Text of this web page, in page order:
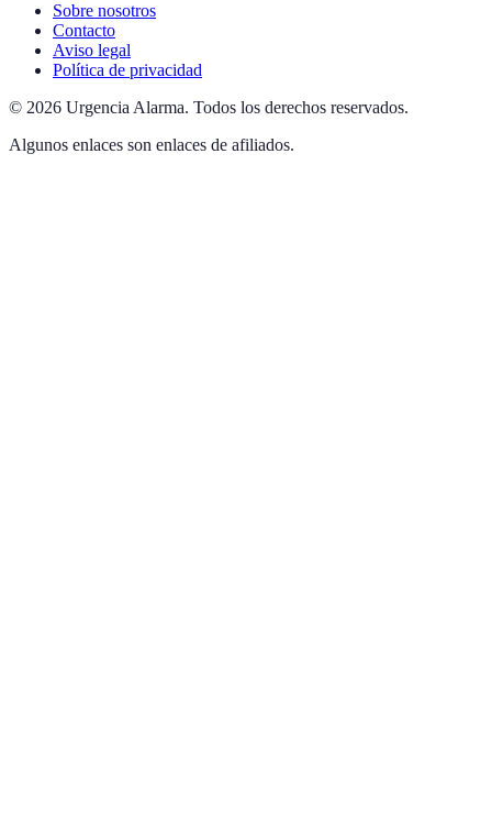
Sobre nosotros
Contacto
Aviso legal
Política de privacidad
© 2026 Urgencia Alarma. Todos los derechos reservados.
Algunos enlaces son enlaces de afiliados.